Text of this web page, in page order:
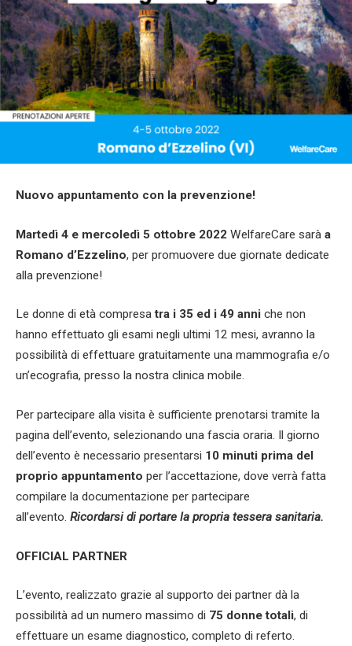
Nuovo appuntamento con la prevenzione!
Martedì 4 e mercoledì 5 ottobre 2022 WelfareCare sarà a
Romano d’Ezzelino, per promuovere due giornate dedicate
alla prevenzione!
Le donne di età compresatra i 35 ed i 49 anni che non
hanno effettuato gli esami negli ultimi 12 mesi, avranno la
possibilità di effettuare gratuitamente una mammografia e/o
un’ecografia, presso la nostra clinica mobile.
Per partecipare alla visita è sufficiente prenotarsi tramite la
pagina dell’evento, selezionando una fascia oraria. Il giorno
dell’evento è necessario presentarsi 10 minuti prima del
proprio appuntamento per l’accettazione, dove verrà fatta
compilare la documentazione per partecipare
all’evento. Ricordarsi di portare la propria tessera sanitaria.
OFFICIAL PARTNER
L’evento, realizzato grazie al supporto dei partner dà la
possibilità ad un numero massimo di 75 donne totali, di
effettuare un esame diagnostico, completo di referto.